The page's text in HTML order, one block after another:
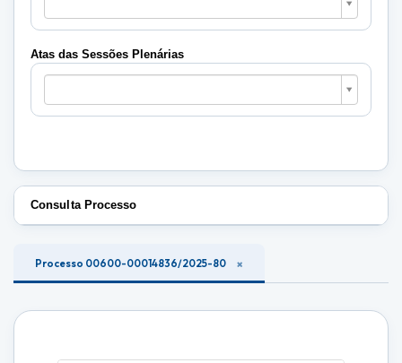
Sessões
Plenárias
Atas das Sessões Plenárias
Atas
Sessões
Plenárias
Consulta Processo
Processo 00600-00014836/2025-80